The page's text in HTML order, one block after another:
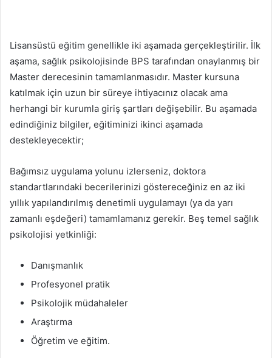
Lisansüstü eğitim genellikle iki aşamada gerçekleştirilir. İlk
aşama, sağlık psikolojisinde BPS tarafından onaylanmış bir
Master derecesinin tamamlanmasıdır. Master kursuna
katılmak için uzun bir süreye ihtiyacınız olacak ama
herhangi bir kurumla giriş şartları değişebilir. Bu aşamada
edindiğiniz bilgiler, eğitiminizi ikinci aşamada
destekleyecektir;
Bağımsız uygulama yolunu izlerseniz, doktora
standartlarındaki becerilerinizi göstereceğiniz en az iki
yıllık yapılandırılmış denetimli uygulamayı (ya da yarı
zamanlı eşdeğeri) tamamlamanız gerekir. Beş temel sağlık
psikolojisi yetkinliği:
Danışmanlık
Profesyonel pratik
Psikolojik müdahaleler
Araştırma
Öğretim ve eğitim.